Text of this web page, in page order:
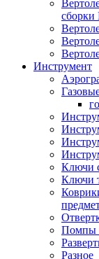
Инструмент
Ключи
Ключи
Помпы
Разное